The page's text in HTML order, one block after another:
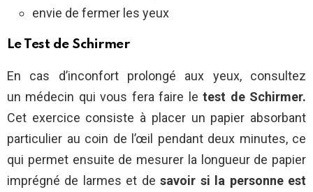
envie de fermer les yeux
Le Test de Schirmer
En cas d’inconfort prolongé aux yeux, consultez
un médecin qui vous fera faire le test de Schirmer.
Cet exercice consiste à placer un papier absorbant
particulier au coin de l’œil pendant deux minutes, ce
qui permet ensuite de mesurer la longueur de papier
imprégné de larmes et desavoir si la personne est